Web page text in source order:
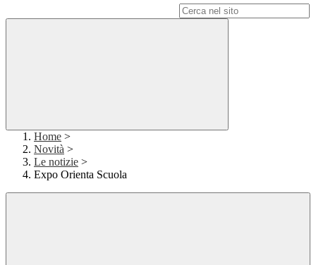
Home >
Novità >
Le notizie >
Expo Orienta Scuola